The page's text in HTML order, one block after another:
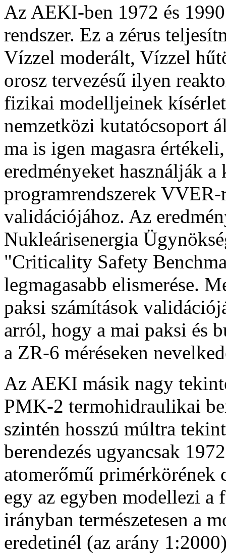
Az AEKI-ben 1972 és
rendszer. Ez a zérus
Vízzel moderált, Vízzel
orosz tervezésű ilyen
fizikai modelljeinek
nemzetközi kutatócsoport
ma is igen magasra
eredményeket használják
programrendszerek
validációjához. Az
Nukleárisenergia
"Criticality Safety
legmagasabb elismerése.
paksi számítások
arról, hogy a mai paksi és
a ZR-6 méréseken
Az AEKI másik nagy
PMK-2 termohidraulikai
szintén hosszú múltra
berendezés ugyancsak
atomerőmű
egy az egyben modellezi a
irányban természetesen a
eredetinél (az arány